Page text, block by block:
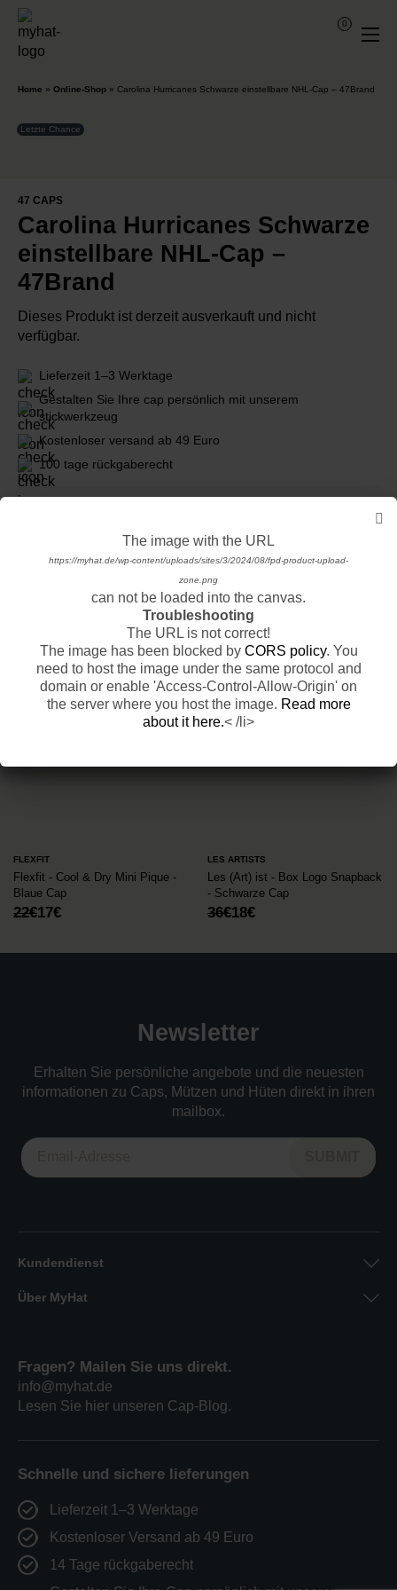
0
Home » Online-Shop » Carolina Hurricanes Schwarze einstellbare NHL-Cap – 47Brand
Letzte Chance
47 CAPS
Carolina Hurricanes Schwarze
einstellbare NHL-Cap –
47Brand
Dieses Produkt ist derzeit ausverkauft und nicht
verfügbar.
Lieferzeit 1–3 Werktage
Gestalten Sie Ihre cap persönlich mit unserem
stickwerkzeug
Kostenloser versand ab 49 Euro
100 tage rückgaberecht
Mehr ansehen von 47 Caps
Verwandte produkte
ALLE CAPS ANSEHEN
FLEXFIT
Flexfit - Cool & Dry Mini Pique -
Blaue Cap
22€
Ursprünglicher
22€
17€
Aktueller
17€.
LES ARTISTS
Les (Art) ist - Box Logo Snapback
- Schwarze Cap
36€
Ursprünglicher
36€
18€
Aktueller
18€.
Newsletter
Erhalten Sie persönliche angebote und die neuesten
informationen zu Caps, Mützen und Hüten direkt in ihren
mailbox.
Kundendienst
Über MyHat
Fragen? Mailen Sie uns direkt.
info@myhat.de
Lesen Sie hier unseren Cap-Blog.
Schnelle und sichere lieferungen
Lieferzeit 1–3 Werktage
Kostenloser Versand ab 49 Euro
14 Tage rückgaberecht
The image with the URL
https://myhat.de/wp-content/uploads/sites/3/2024/08/fpd-product-basic-product-
base-1.png
can not be loaded into the canvas.
Troubleshooting
The URL is not correct!
The image has been blocked by CORS policy. You
need to host the image under the same protocol and
domain or enable 'Access-Control-Allow-Origin' on
the server where you host the image. Read more
about it here.< /li>
The image with the URL
https://myhat.de/wp-content/uploads/sites/3/2024/08/fpd-product-upload-
zone.png
can not be loaded into the canvas.
Troubleshooting
The URL is not correct!
The image has been blocked by CORS policy. You
need to host the image under the same protocol and
domain or enable 'Access-Control-Allow-Origin' on
the server where you host the image. Read more
about it here.< /li>